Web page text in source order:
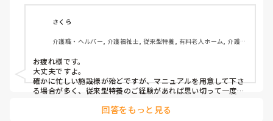
さくら
介護職・ヘルパー, 介護福祉士, 従来型特養, 有料老人ホーム, 介護老
実務者研修, ユニット型特養, 障害者支援施設
お疲れ様です。
大丈夫ですよ。
確かに忙しい施設様が殆どですが、マニュアルを用意して下さ
る場合が多く、従来型特養のご経験があれば思い切って一度働
施設様のレビューが書かれているので、参考になさると良いか
回答をもっと見る